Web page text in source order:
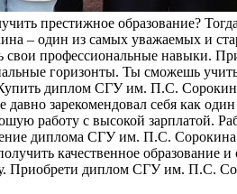
престижное образование?
– один из самых уважаемых и
профессиональные навыки.
горизонты. Ты сможешь
диплом СГУ им. П.С.
давно зарекомендовал себя как
работу с высокой зарплатой.
диплома СГУ им. П.С.
качественное
Приобрети диплом СГУ им. П.С.